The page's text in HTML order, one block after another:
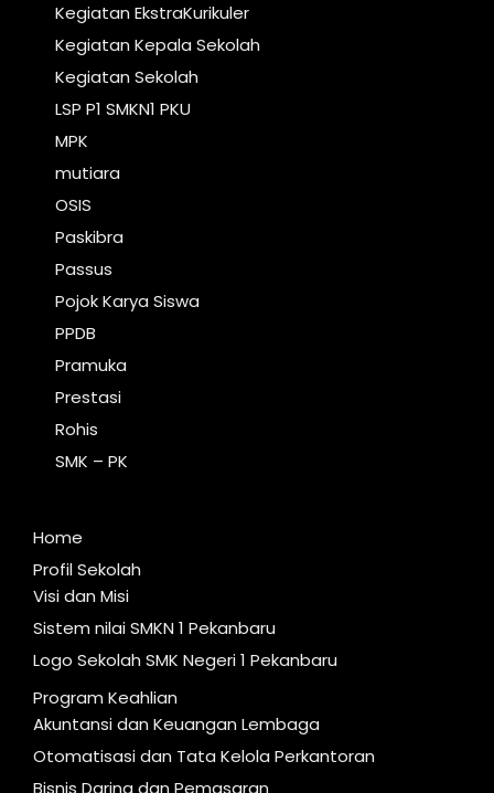
Kegiatan EkstraKurikuler
Kegiatan Kepala Sekolah
Kegiatan Sekolah
LSP P1 SMKN1 PKU
MPK
mutiara
OSIS
Paskibra
Passus
Pojok Karya Siswa
PPDB
Pramuka
Prestasi
Rohis
SMK – PK
Home
Profil Sekolah
Visi dan Misi
Sistem nilai SMKN 1 Pekanbaru
Logo Sekolah SMK Negeri 1 Pekanbaru
Program Keahlian
Akuntansi dan Keuangan Lembaga
Otomatisasi dan Tata Kelola Perkantoran
Bisnis Daring dan Pemasaran